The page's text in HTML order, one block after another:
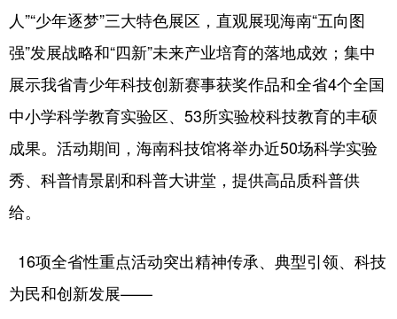
人”“少年逐梦”三大特色展区，直观展现海南“五向图
强”发展战略和“四新”未来产业培育的落地成效；集中
展示我省青少年科技创新赛事获奖作品和全省4个全国
中小学科学教育实验区、53所实验校科技教育的丰硕
成果。活动期间，海南科技馆将举办近50场科学实验
秀、科普情景剧和科普大讲堂，提供高品质科普供
给。
16项全省性重点活动突出精神传承、典型引领、科技
为民和创新发展——